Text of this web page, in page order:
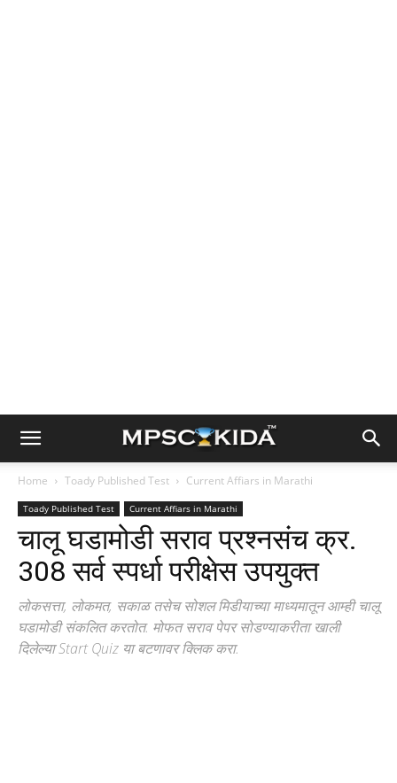
Home Toady Published Test Current Affiars in Marathi
Toady Published Test Current Affiars in Marathi
चालू घडामोडी सराव प्रश्नसंच क्र.
308 सर्व स्पर्धा परीक्षेस उपयुक्त
लोकसत्ता, लोकमत, सकाळ तसेच सोशल मिडीयाच्या माध्यमातून आम्ही चालू
घडामोडी संकलित करतोत. मोफत सराव पेपर सोडण्याकरीता खाली
दिलेल्या Start Quiz या बटणावर क्लिक करा.